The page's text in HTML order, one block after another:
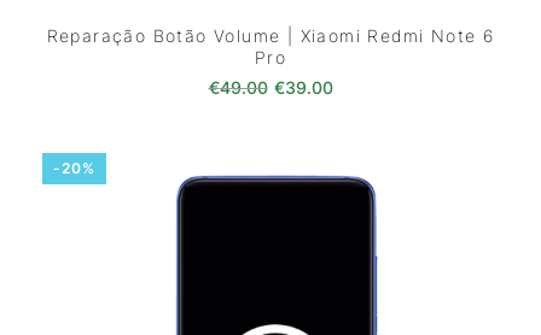
Reparação Botão Volume | Xiaomi Redmi Note 6
Pro
€49.00 O preço original era: €49.00.
€39.00O preço atual é:
-20%